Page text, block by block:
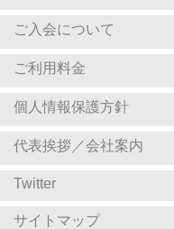
ご入会について
ご利用料金
個人情報保護方針
代表挨拶／会社案内
Twitter
サイトマップ